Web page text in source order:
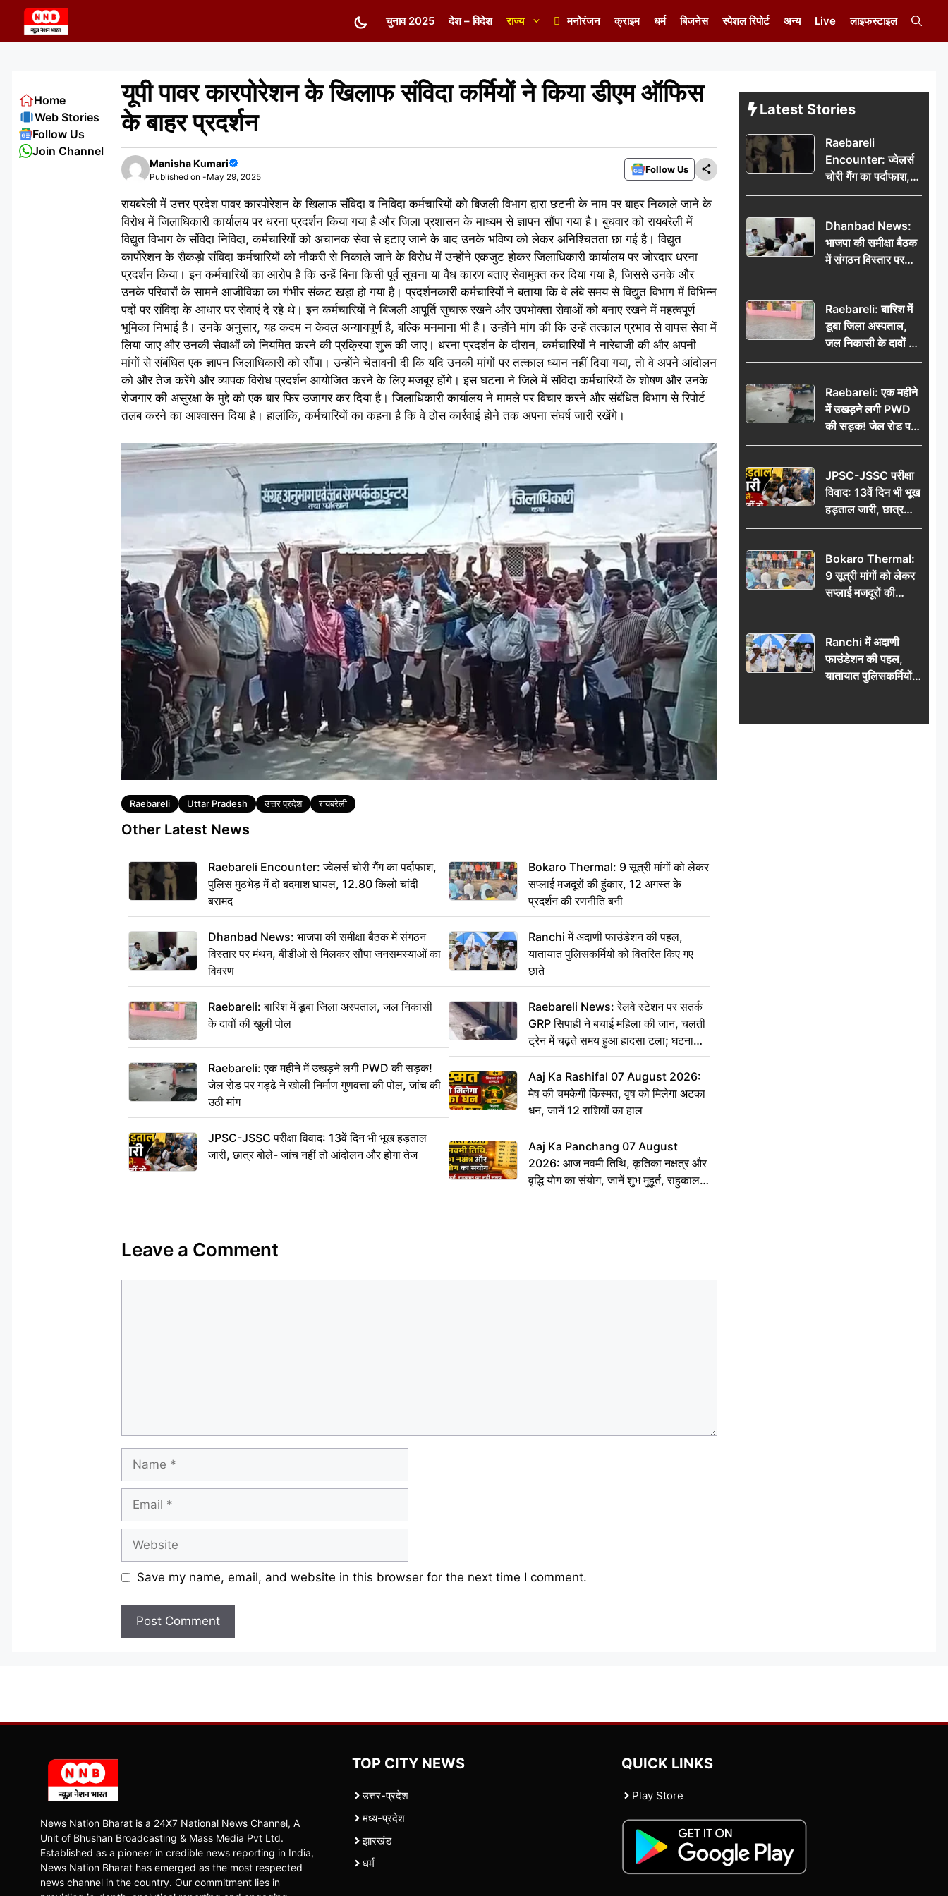
content
चुनाव 2025 देश – विदेश राज्य मनोरंजन क्राइम धर्म बिजनेस स्पेशल रिपोर्ट अन्य Live लाइफस्टाइल
यूपी पावर कारपोरेशन के खिलाफ संविदा कर्मियों ने किया डीएम ऑफिस
के बाहर प्रदर्शन
Manisha Kumari
Published on -May 29, 2025
Follow Us
रायबरेली में उत्तर प्रदेश पावर कारपोरेशन के खिलाफ संविदा व निविदा कर्मचारियों को बिजली विभाग द्वारा छटनी के नाम पर बाहर निकाले जाने के
विरोध में जिलाधिकारी कार्यालय पर धरना प्रदर्शन किया गया है और जिला प्रशासन के माध्यम से ज्ञापन सौंपा गया है। बुधवार को रायबरेली में
विद्युत विभाग के संविदा निविदा, कर्मचारियों को अचानक सेवा से हटाए जाने के बाद उनके भविष्य को लेकर अनिश्चितता छा गई है। विद्युत
कार्पोरेशन के सैकड़ो संविदा कर्मचारियों को नौकरी से निकाले जाने के विरोध में उन्होंने एकजुट होकर जिलाधिकारी कार्यालय पर जोरदार धरना
प्रदर्शन किया। इन कर्मचारियों का आरोप है कि उन्हें बिना किसी पूर्व सूचना या वैध कारण बताए सेवामुक्त कर दिया गया है, जिससे उनके और
उनके परिवारों के सामने आजीविका का गंभीर संकट खड़ा हो गया है। प्रदर्शनकारी कर्मचारियों ने बताया कि वे लंबे समय से विद्युत विभाग में विभिन्न
पदों पर संविदा के आधार पर सेवाएं दे रहे थे। इन कर्मचारियों ने बिजली आपूर्ति सुचारू रखने और उपभोक्ता सेवाओं को बनाए रखने में महत्वपूर्ण
भूमिका निभाई है। उनके अनुसार, यह कदम न केवल अन्यायपूर्ण है, बल्कि मनमाना भी है। उन्होंने मांग की कि उन्हें तत्काल प्रभाव से वापस सेवा में
लिया जाए और उनकी सेवाओं को नियमित करने की प्रक्रिया शुरू की जाए। धरना प्रदर्शन के दौरान, कर्मचारियों ने नारेबाजी की और अपनी
मांगों से संबंधित एक ज्ञापन जिलाधिकारी को सौंपा। उन्होंने चेतावनी दी कि यदि उनकी मांगों पर तत्काल ध्यान नहीं दिया गया, तो वे अपने आंदोलन
को और तेज करेंगे और व्यापक विरोध प्रदर्शन आयोजित करने के लिए मजबूर होंगे। इस घटना ने जिले में संविदा कर्मचारियों के शोषण और उनके
रोजगार की असुरक्षा के मुद्दे को एक बार फिर उजागर कर दिया है। जिलाधिकारी कार्यालय ने मामले पर विचार करने और संबंधित विभाग से रिपोर्ट
तलब करने का आश्वासन दिया है। हालांकि, कर्मचारियों का कहना है कि वे ठोस कार्रवाई होने तक अपना संघर्ष जारी रखेंगे।
Tags
Raebareli Uttar Pradesh उत्तर प्रदेश रायबरेली
Other Latest News
Raebareli Encounter: ज्वेलर्स चोरी गैंग का पर्दाफाश,
पुलिस मुठभेड़ में दो बदमाश घायल, 12.80 किलो चांदी
बरामद
Dhanbad News: भाजपा की समीक्षा बैठक में संगठन
विस्तार पर मंथन, बीडीओ से मिलकर सौंपा जनसमस्याओं का
विवरण
Raebareli: बारिश में डूबा जिला अस्पताल, जल निकासी
के दावों की खुली पोल
Raebareli: एक महीने में उखड़ने लगी PWD की सड़क!
जेल रोड पर गड्ढे ने खोली निर्माण गुणवत्ता की पोल, जांच की
उठी मांग
JPSC-JSSC परीक्षा विवाद: 13वें दिन भी भूख हड़ताल
जारी, छात्र बोले- जांच नहीं तो आंदोलन और होगा तेज
Bokaro Thermal: 9 सूत्री मांगों को लेकर
सप्लाई मजदूरों की हुंकार, 12 अगस्त के
प्रदर्शन की रणनीति बनी
Ranchi में अदाणी फाउंडेशन की पहल,
यातायात पुलिसकर्मियों को वितरित किए गए
छाते
Raebareli News: रेलवे स्टेशन पर सतर्क
GRP सिपाही ने बचाई महिला की जान, चलती
ट्रेन में चढ़ते समय हुआ हादसा टला; घटना
CCTV में कैद
Aaj Ka Rashifal 07 August 2026:
मेष की चमकेगी किस्मत, वृष को मिलेगा अटका
धन, जानें 12 राशियों का हाल
Aaj Ka Panchang 07 August
2026: आज नवमी तिथि, कृतिका नक्षत्र और
वृद्धि योग का संयोग, जानें शुभ मुहूर्त, राहुकाल
का सही समय
Leave a Comment
Name
Email
Website
Save my name, email, and website in this browser for the next time I comment.
Home
Web Stories
Follow Us
Join Channel
Latest Stories
Raebareli
Encounter: ज्वेलर्स
चोरी गैंग का पर्दाफाश,
पुलिस मुठभेड़ में दो
किलो चांदी बरामद
Dhanbad News:
भाजपा की समीक्षा बैठक
में संगठन विस्तार पर
मंथन, बीडीओ से
जनसमस्याओं का विवरण
Raebareli: बारिश में
डूबा जिला अस्पताल,
जल निकासी के दावों की
खुली पोल
Raebareli: एक महीने
में उखड़ने लगी PWD
की सड़क! जेल रोड पर
गड्ढे ने खोली निर्माण
की उठी मांग
JPSC-JSSC परीक्षा
विवाद: 13वें दिन भी भूख
हड़ताल जारी, छात्र
बोले- जांच नहीं तो
Bokaro Thermal:
9 सूत्री मांगों को लेकर
सप्लाई मजदूरों की
हुंकार, 12 अगस्त के
Ranchi में अदाणी
फाउंडेशन की पहल,
यातायात पुलिसकर्मियों
को वितरित किए गए छाते
News Nation Bharat is a 24X7 National News Channel, A
Unit of Bhushan Broadcasting & Mass Media Pvt Ltd.
Established as a pioneer in credible news reporting in India,
News Nation Bharat has emerged as the most respected
news channel in the country. Our commitment lies in
TOP CITY NEWS
उत्तर-प्रदेश
मध्य-प्रदेश
झारखंड
धर्म
QUICK LINKS
Play Store